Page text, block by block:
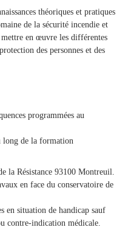
théoriques et pratiques
de la sécurité incendie et
en œuvre les différentes
des personnes et des
programmées au
long de la formation
la Résistance 93100 Montreuil.
en face du conservatoire de
en situation de handicap sauf
contre-indication médicale.